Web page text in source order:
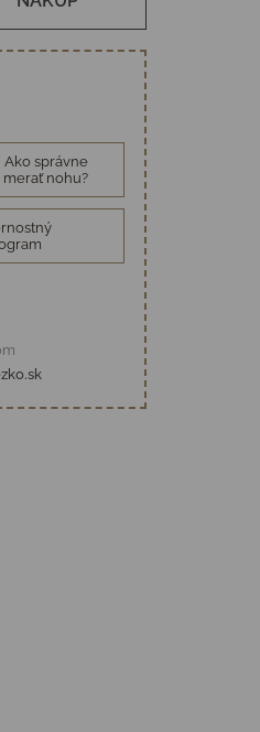
Ako správne
merať nohu?